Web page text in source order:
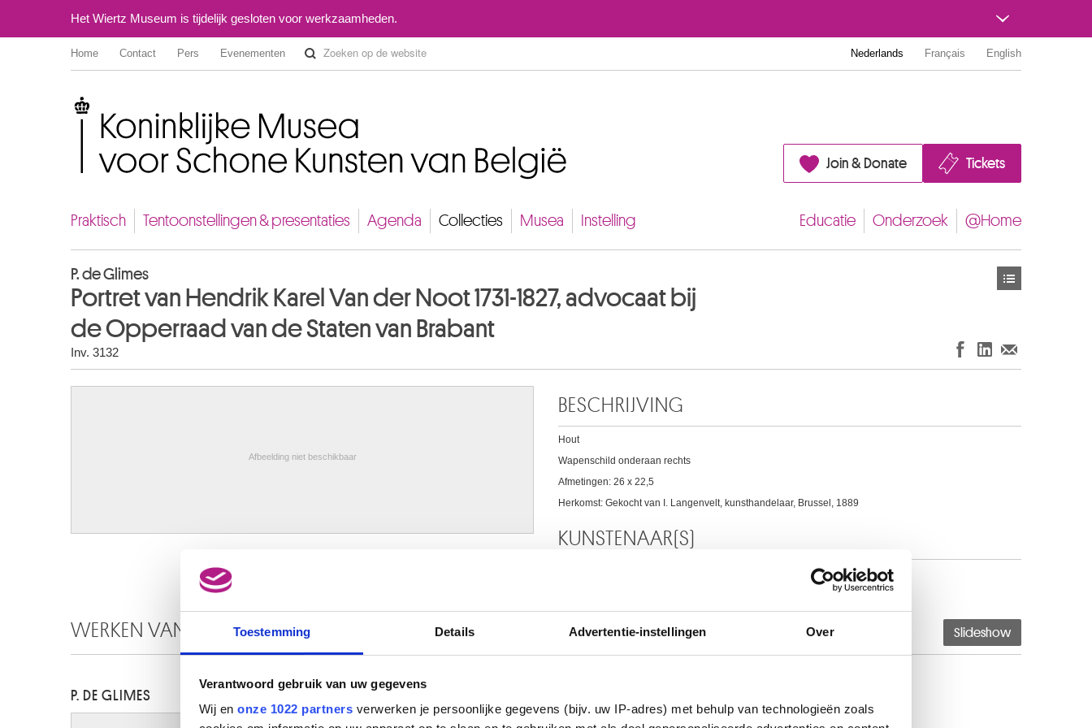
Toestemming Details Advertentie-instellingen Over
Verantwoord gebruik van uw gegevens
Wij en onze 1022 partners verwerken je persoonlijke gegevens (bijv. uw IP-adres) met behulp van technologieën zoals
Het Wiertz Museum is tijdelijk gesloten voor werkzaamheden.
Home Contact Pers Evenementen Nederlands Français English
Join & Donate Tickets
Praktisch Tentoonstellingen & presentaties Agenda Collecties Musea Instelling Educatie Onderzoek @Home
P. de Glimes
Portret van Hendrik Karel Van der Noot 1731-1827, advocaat bij
de Opperraad van de Staten van Brabant
Inv. 3132
Afbeelding niet beschikbaar
BESCHRIJVING
Hout
Wapenschild onderaan rechts
Afmetingen: 26 x 22,5
Herkomst: Gekocht van I. Langenvelt, kunsthandelaar, Brussel, 1889
KUNSTENAAR(S)
WERKEN VAN DEZELFDE KUNSTENAAR Slideshow
P. DE GLIMES